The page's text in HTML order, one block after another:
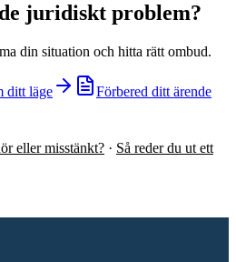
juridiskt problem?
din situation och hitta rätt ombud.
ditt läge Förbered ditt ärende
eller misstänkt? · Så reder du ut ett